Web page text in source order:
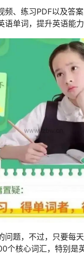
频、练习PDF以及答
单词，提升英语能力
问题，不过，只要每天
个核心词汇，特别是